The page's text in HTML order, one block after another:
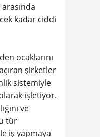
kadar ciddi
ocaklarını
şirketler
sistemiyle
işletiyor.
ve
tür
iş yapmaya